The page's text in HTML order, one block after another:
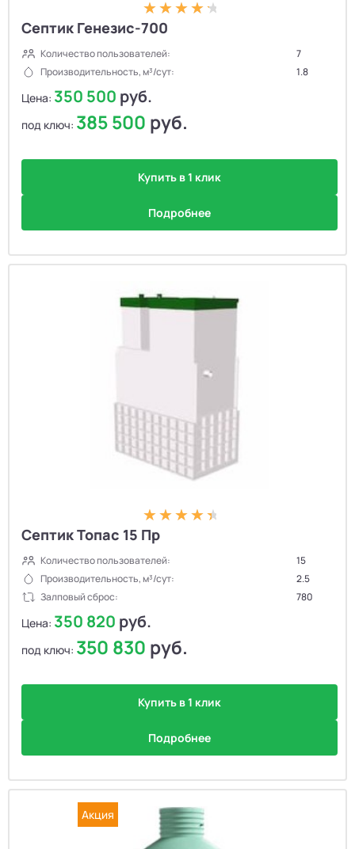
Септик Генезис-700
Количество пользователей:
7
Производительность, м³/сут:
1.8
Цена: 350 500 руб.
под ключ: 385 500 руб.
Купить в 1 клик
Подробнее
Септик Топас 15 Пр
Количество пользователей:
15
Производительность, м³/сут:
2.5
Залповый сброс:
780
Цена: 350 820 руб.
под ключ: 350 830 руб.
Купить в 1 клик
Подробнее
Акция